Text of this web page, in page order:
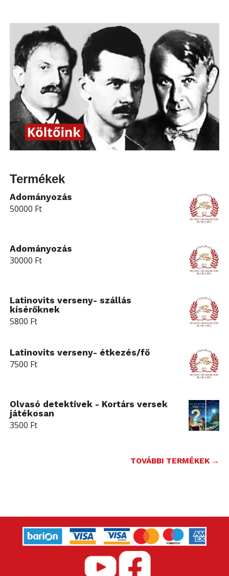
Termékek
Adományozás
50000 Ft
Adományozás
30000 Ft
Latinovits verseny- szállás
kísérőknek
5800 Ft
Latinovits verseny- étkezés/fő
7500 Ft
Olvasó detektívek - Kortárs versek
játékosan
3500 Ft
TOVÁBBI TERMÉKEK →